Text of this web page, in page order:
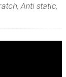
Anti static,